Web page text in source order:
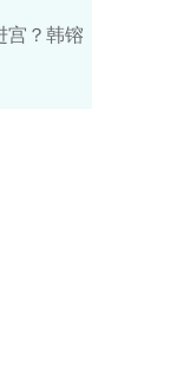
宫？韩镕